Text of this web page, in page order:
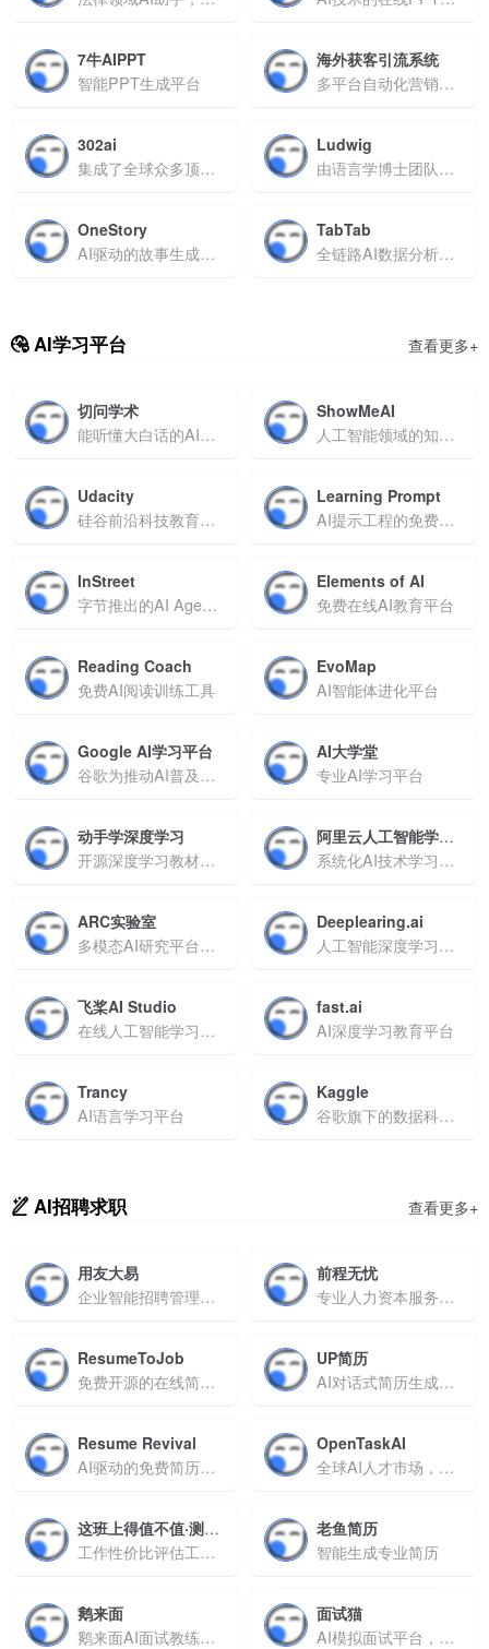
7牛AIPPT
智能PPT生成平台
海外获客引流系统
多平台自动化营销系统
302ai
集成了全球众多顶级 AI 品牌模型与工具的综合性平台
Ludwig
由语言学博士团队开发的英语写作增强平台
OneStory
AI驱动的故事生成助手，快速将文字创意转化为分镜脚本与视觉作品
TabTab
全链路AI数据分析平台
AI学习平台 查看更多+
切问学术
能听懂大白话的AI学术助手
ShowMeAI
人工智能领域的知识库与学习社区
Udacity
硅谷前沿科技教育平台
Learning Prompt
AI提示工程的免费学习平台
InStreet
字节推出的AI Agent专属社区
Elements of AI
免费在线AI教育平台
Reading Coach
免费AI阅读训练工具
EvoMap
AI智能体进化平台
Google AI学习平台
谷歌为推动AI普及而打造的教育与开发一体化平台
AI大学堂
专业AI学习平台
动手学深度学习
开源深度学习教材项目
阿里云人工智能学习路线
系统化AI技术学习平台
ARC实验室
多模态AI研究平台，支持模型开发与技术落地
Deeplearing.ai
人工智能深度学习平台
飞桨AI Studio
在线人工智能学习与实训社区
fast.ai
AI深度学习教育平台
Trancy
AI语言学习平台
Kaggle
谷歌旗下的数据科学社区平台
AI招聘求职 查看更多+
用友大易
企业智能招聘管理，流程数据双优化
前程无忧
专业人力资本服务平台，助力高效招聘与职业发展
ResumeToJob
免费开源的在线简历生成器，三分钟打造专业求职文档
UP简历
AI对话式简历生成工具，三分钟打造专业求职文档
Resume Revival
AI驱动的免费简历优化工具，助你快速生成专业求职文档
OpenTaskAI
全球AI人才市场，连接企业与自由职业者
这班上得值不值·测算版
工作性价比评估工具，帮你理性分析“这班上得值不值”
老鱼简历
智能生成专业简历
鹅来面
鹅来面AI面试教练，模拟押题实时提词
面试猫
AI模拟面试平台，帮你攻克大厂面试难题